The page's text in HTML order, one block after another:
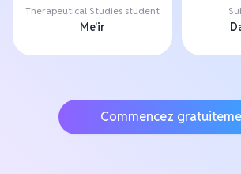
Therapeutical Studies student
Me'ir
Commencez